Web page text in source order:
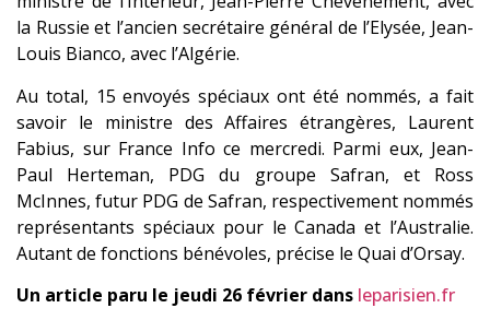
la Russie et l’ancien secrétaire général de l’Elysée, Jean-
Louis Bianco, avec l’Algérie.
Au total, 15 envoyés spéciaux ont été nommés, a fait
savoir le ministre des Affaires étrangères, Laurent
Fabius, sur France Info ce mercredi. Parmi eux, Jean-
Paul Herteman, PDG du groupe Safran, et Ross
McInnes, futur PDG de Safran, respectivement nommés
représentants spéciaux pour le Canada et l’Australie.
Autant de fonctions bénévoles, précise le Quai d’Orsay.
Un article paru le jeudi 26 février dans leparisien.fr